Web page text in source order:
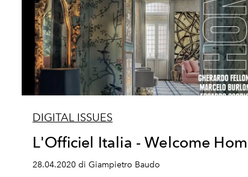
DIGITAL ISSUES
L'Officiel Italia - Welcome
28.04.2020 di Giampietro Baudo